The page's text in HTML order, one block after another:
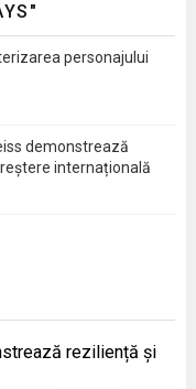
personajului
demonstrează
internațională
reziliență și